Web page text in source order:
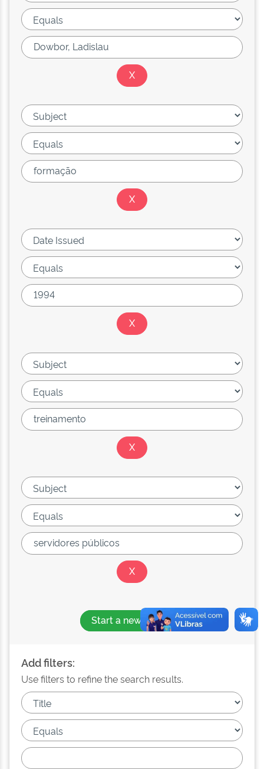
Start a new search
Add filters:
Use filters to refine the search results.